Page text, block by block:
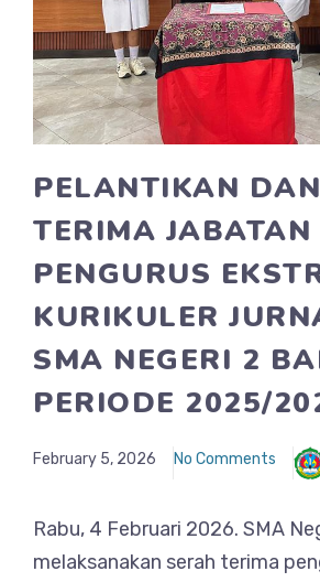
PELANTIKAN
TERIMA JABATAN
PENGURUS
KURIKULER
SMA NEGERI 2
PERIODE 2025/
February 5, 2026 No Comments
Rabu, 4 Februari 2026. SMA
melaksanakan serah terima